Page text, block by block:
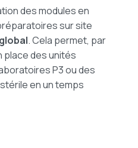
des modules en
sur site
. Cela permet, par
place des unités
P3 ou des
en un temps